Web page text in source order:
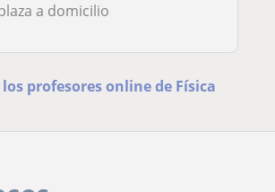
a domicilio
profesores online de Física